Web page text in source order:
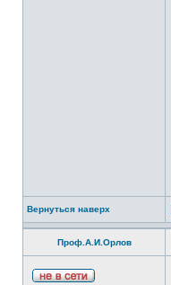
Вернуться наверх
Проф.А.И.Орлов